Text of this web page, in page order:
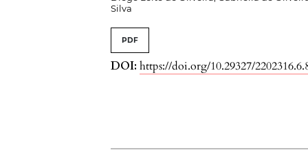
Silva
PDF
DOI: https://doi.org/10.29327/